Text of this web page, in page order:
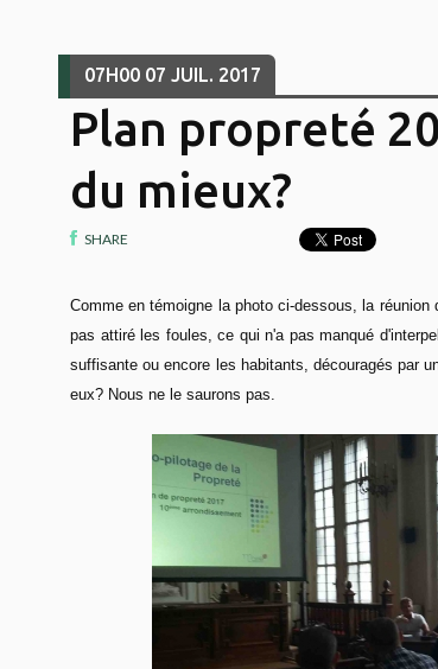
07H00 07 JUIL. 2017
Plan propreté
du mieux?
SHARE
Comme en témoigne la photo ci-dessous, la
pas attiré les foules, ce qui n'a pas manqué
suffisante ou encore les habitants, découragés par
eux? Nous ne le saurons pas.